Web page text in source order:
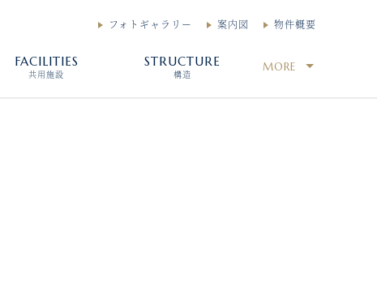
物件概要
案内図
フォトギャラリー
FACILITIES
共用施設
STRUCTURE
構造
MORE